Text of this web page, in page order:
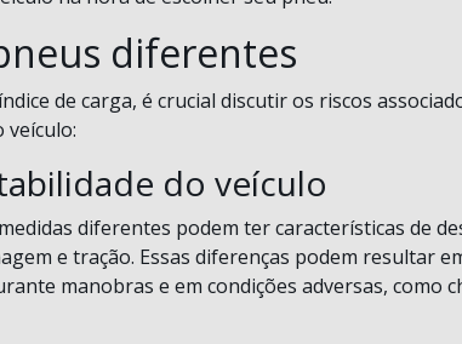
diferentes
de carga, é crucial discutir os riscos
veículo:
do veículo
diferentes podem ter características de
e tração. Essas diferenças podem resultar
manobras e em condições adversas, como